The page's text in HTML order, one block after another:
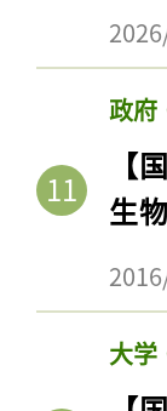
政府
【
生
大学